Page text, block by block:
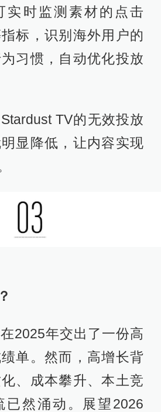
实时监测素材的点击
标，识别海外用户的
习惯，自动优化投放
TV的无效投放
显降低，让内容实现
2025年交出了一份高
单。然而，高增长背
、成本攀升、本土竞
已然涌动。展望2026